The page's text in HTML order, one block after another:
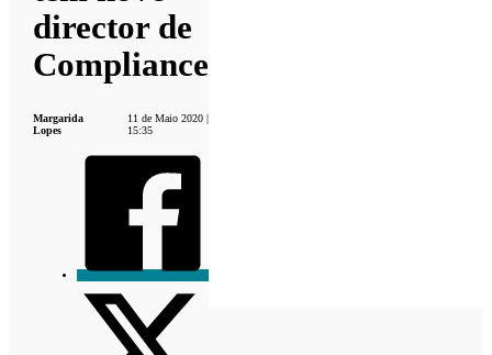
director de
Compliance
Margarida
Lopes
11 de Maio 2020 |
15:35